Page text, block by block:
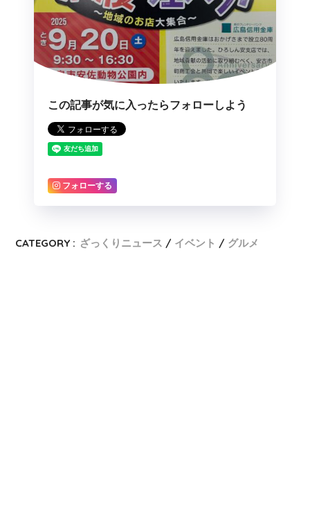
この記事が気に入ったらフォローしよう
フォローする
CATEGORY : ざっくりニュース イベント グルメ